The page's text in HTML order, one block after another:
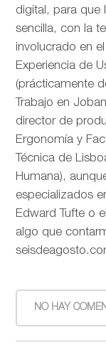
digital, para que
sencilla, con la
involucrado en
Experiencia de
(prácticamente
Trabajo en
director de
Ergonomía y
Técnica de
Humana),
especializados
Edward Tufte o
algo que
NO HAY